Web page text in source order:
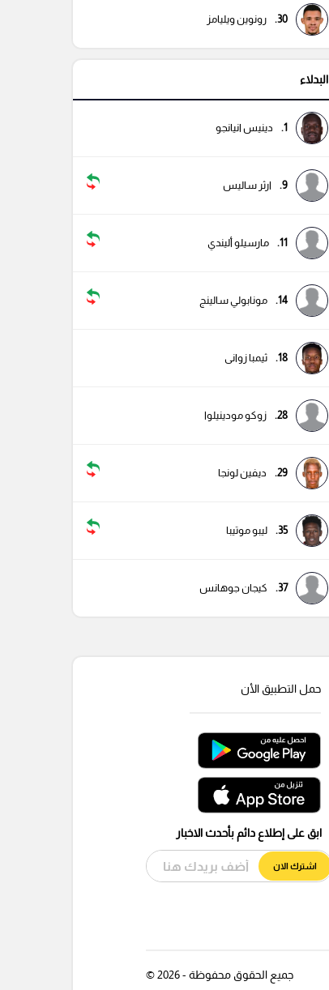
30. رونوين ويليامز
البدلاء
1. دينيس انيانجو
9. ارثر ساليس
11. مارسيلو أليندي
14. مونابولي سالينج
18. ثيمبا زوانى
28. زوكو مودينيلوا
29. ديفين لونجا
35. ليبو موتيبا
37. كيجان جوهانس
حمل التطبيق الأن
ابق على إطلاع دائم بأحدث الاخبار
اشترك الان
جميع الحقوق محفوظة - 2026 ©